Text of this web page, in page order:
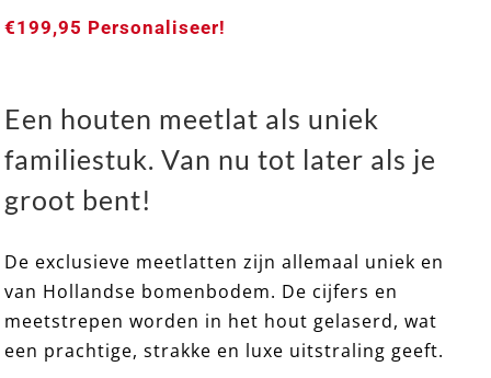
EXCLUSIEF 13 ➸ Houten Meetlat / Groeimeter
€199,95 Personaliseer!
Een houten meetlat als uniek
familiestuk. Van nu tot later als je
groot bent!
De exclusieve meetlatten zijn allemaal uniek en
van Hollandse bomenbodem. De cijfers en
meetstrepen worden in het hout gelaserd, wat
een prachtige, strakke en luxe uitstraling geeft.